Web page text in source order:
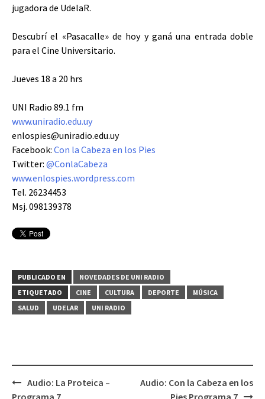
jugadora de UdelaR.
Descubrí el «Pasacalle» de hoy y ganá una entrada doble
para el Cine Universitario.
Jueves 18 a 20 hrs
UNI Radio 89.1 fm
www.uniradio.edu.uy
enlospies@uniradio.edu.uy
Facebook: Con la Cabeza en los Pies
Twitter: @ConlaCabeza
www.enlospies.wordpress.com
Tel. 26234453
Msj. 098139378
PUBLICADO EN
NOVEDADES DE UNI RADIO
ETIQUETADO
CINE CULTURA DEPORTE
MÚSICA
SALUD
UDELAR UNI RADIO
Navegación
Audio: La Proteica –
Programa 7
Audio: Con la Cabeza en los
Pies Programa 7